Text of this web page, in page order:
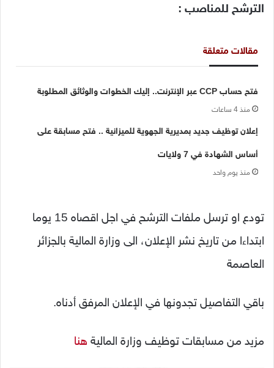
الترشح للمناصب :
مقالات متعلقة
فتح حساب CCP عبر الإنترنت.. إليك الخطوات والوثائق المطلوبة
منذ 4 ساعات
إعلان توظيف جديد بمديرية الجهوية للميزانية .. فتح مسابقة على
أساس الشهادة في 7 ولايات
منذ يوم واحد
تودع او ترسل ملفات الترشح في اجل اقصاه 15 يوما
ابتداءا من تاريخ نشر الإعلان، الى وزارة المالية بالجزائر
العاصمة
باقي التفاصيل تجدونها في الإعلان المرفق أدناه.
مزيد من مسابقات توظيف وزارة المالية هنا